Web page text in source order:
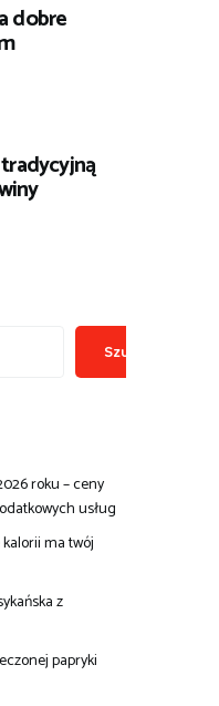
dobre
Szukaj
roku – ceny
usług
ma twój
z
papryki